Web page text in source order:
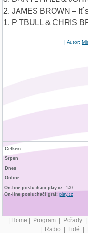
2. JAMES BROWN –
1. PITBULL & CHRIS
| Autor:
Celkem
Srpen
Dnes
Online
On-line posluchači play.cz: 140
On-line posluchači graf: play.cz
| Home | Program | Pořady |
| Radio | Lidé |